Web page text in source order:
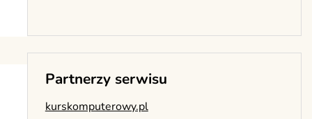
Partnerzy serwisu
kurskomputerowy.pl